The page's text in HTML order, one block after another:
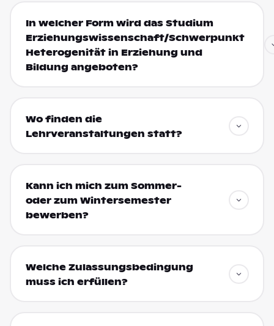
In welcher Form wird das Studium
Erziehungswissenschaft/Schwerpunkt
Heterogenität in Erziehung und
Bildung angeboten?
Wo finden die
Lehrveranstaltungen statt?
Kann ich mich zum Sommer-
oder zum Wintersemester
bewerben?
Welche Zulassungsbedingung
muss ich erfüllen?